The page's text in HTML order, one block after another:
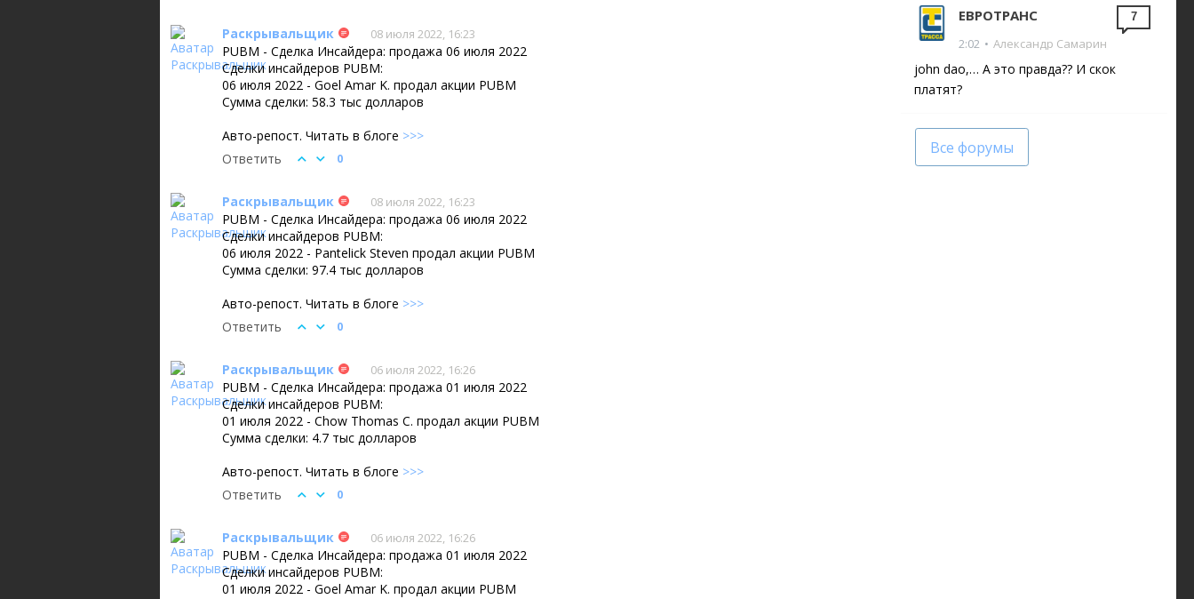
Раскрывальщик 08 июля 2022, 16:23
PUBM - Сделка Инсайдера: продажа 06 июля 2022
Сделки инсайдеров PUBM:
06 июля 2022 - Goel Amar K. продал акции PUBM
Сумма сделки: 58.3 тыс долларов
Авто-репост. Читать в блоге >>>
Ответить
0
Раскрывальщик 08 июля 2022, 16:23
PUBM - Сделка Инсайдера: продажа 06 июля 2022
Сделки инсайдеров PUBM:
06 июля 2022 - Pantelick Steven продал акции PUBM
Сумма сделки: 97.4 тыс долларов
Авто-репост. Читать в блоге >>>
Ответить
0
Раскрывальщик 06 июля 2022, 16:26
PUBM - Сделка Инсайдера: продажа 01 июля 2022
Сделки инсайдеров PUBM:
01 июля 2022 - Chow Thomas C. продал акции PUBM
Сумма сделки: 4.7 тыс долларов
Авто-репост. Читать в блоге >>>
Ответить
0
Раскрывальщик 06 июля 2022, 16:26
PUBM - Сделка Инсайдера: продажа 01 июля 2022
Сделки инсайдеров PUBM:
01 июля 2022 - Goel Amar K. продал акции PUBM
ЕВРОТРАНС
2:02 • Александр Самарин
john dao,… А это правда?? И скок
платят?
7
Все форумы